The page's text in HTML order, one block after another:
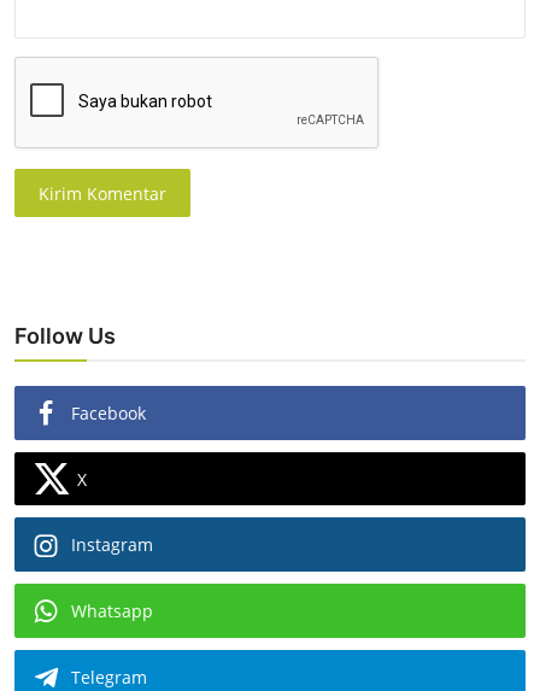
Kirim Komentar
Follow Us
Facebook
X
Instagram
Whatsapp
Telegram